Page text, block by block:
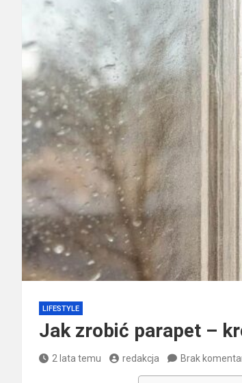
LIFESTYLE
Jak zrobić parapet –
2 lata temu redakcja Brak